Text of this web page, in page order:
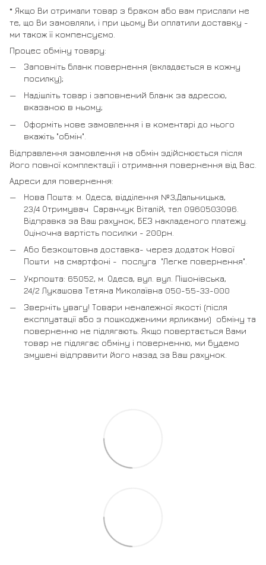
* Якщо Ви отримали товар з браком або вам прислали не
те, що Ви замовляли, і при цьому Ви оплатили доставку -
ми також її компенсуємо.
Процес обміну товару:
Заповніть бланк повернення (вкладається в кожну
посилку);
Надішліть товар і заповнений бланк за адресою,
вказаною в ньому;
Оформіть нове замовлення і в коментарі до нього
вкажіть "обмін".
Відправлення замовлення на обмін здійснюється після
його повної комплектації і отримання повернення від Вас.
Адреси для повернення:
Нова Пошта: м. Одеса, відділення №3,Дальницька,
23/4 Отримувач Саранчук Віталій, тел 0960503096.
Відправка за Ваш рахунок, БЕЗ накладеного платежу.
Оціночна вартість посилки - 200рн.
Або безкоштовна доставка- через додаток Нової
Пошти на смартфоні - послуга "Легке повернення".
Укрпошта: 65052, м. Одеса, вул. вул. Пішонівська,
24/2 Лукашова Тетяна Миколаївна 050-55-33-000
Зверніть увагу! Товари неналежної якості (після
експлуатації або з пошкодженими ярликами) обміну та
поверненню не підлягають. Якщо повертається Вами
товар не підлягає обміну і поверненню, ми будемо
змушені відправити його назад за Ваш рахунок.